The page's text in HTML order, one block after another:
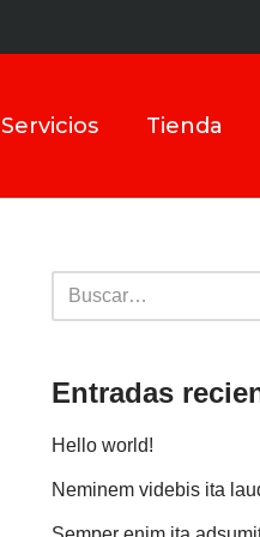
Servicios Tienda
Entradas
Hello world!
Neminem videbis ita